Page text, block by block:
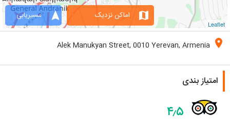
Leaflet
navigation مسیریابی map اماکن نزدیک
location_on
Alek Manukyan Street, 0010 Yerevan, Armenia
امتیاز بندی
۴٫۵